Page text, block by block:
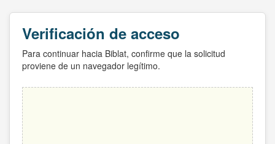
Verificación de acceso
Para continuar hacia Biblat, confirme que la solicitud
proviene de un navegador legítimo.